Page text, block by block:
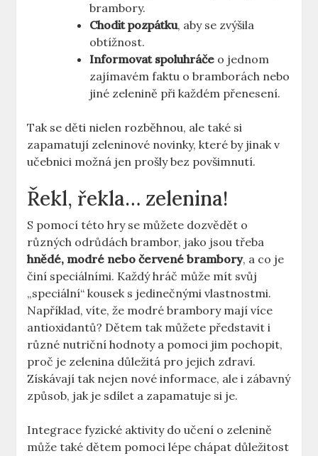
brambory.
Chodit pozpátku, aby se zvýšila
obtížnost.
Informovat spoluhráče o jednom
zajímavém faktu o bramborách nebo
jiné zelenině při každém přenesení.
Tak se děti nielen rozběhnou, ale také si
zapamatují zeleninové novinky, které by jinak v
učebnici možná jen prošly bez povšimnutí.
Řekl, řekla… zelenina!
S pomocí této hry se můžete dozvědět o
různých odrůdách brambor, jako jsou třeba
hnědé, modré nebo červené brambory, a co je
činí speciálními. Každý hráč může mít svůj
„speciální“ kousek s jedinečnými vlastnostmi.
Například, víte, že modré brambory mají více
antioxidantů? Dětem tak můžete představit i
různé nutriční hodnoty a pomoci jim pochopit,
proč je zelenina důležitá pro jejich zdraví.
Získávají tak nejen nové informace, ale i zábavný
způsob, jak je sdílet a zapamatuje si je.
Integrace fyzické aktivity do učení o zelenině
může také dětem pomoci lépe chápat důležitost